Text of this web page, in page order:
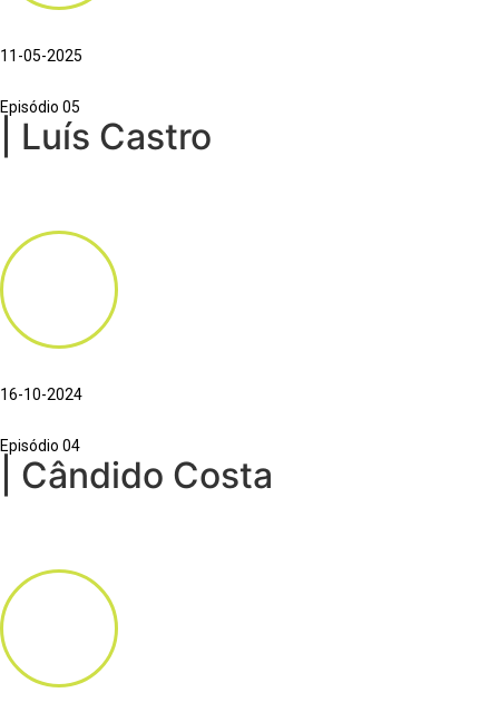
11-05-2025
Episódio 05
| Luís Castro
16-10-2024
Episódio 04
| Cândido Costa